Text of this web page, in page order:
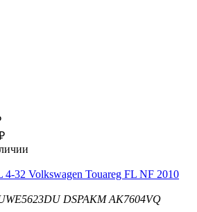
32 Volkswagen Touareg FL NF 2010
DSPAKM AK7604VQ